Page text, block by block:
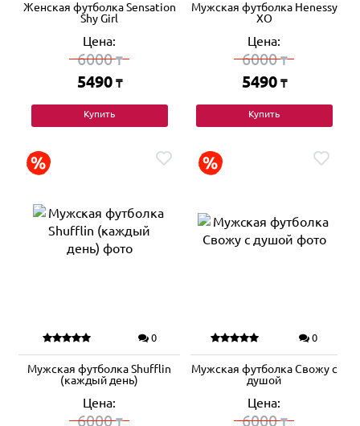
Женская футболка Sensation
Shy Girl
Цена:
6000₸
5490 ₸
Купить
Мужская футболка Henessy
XO
Цена:
6000₸
5490 ₸
Купить
0
Мужская футболка Shufflin
(каждый день)
Цена:
6000₸
0
Мужская футболка Свожу с
душой
Цена:
6000₸